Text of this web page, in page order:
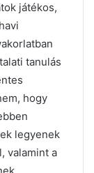
játékos,
tanulás
hogy
legyenek
valamint a